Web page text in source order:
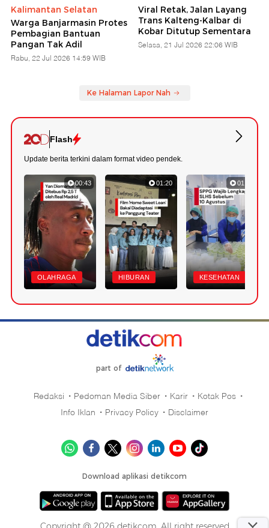
Kalimantan Selatan
Warga Banjarmasin Protes
Pembagian Bantuan
Pangan Tak Adil
Rabu, 22 Jul 2026 14:59 WIB
Viral Retak, Jalan Layang
Trans Kalteng-Kalbar di
Kobar Ditutup Sementara
Selasa, 21 Jul 2026 22:06 WIB
Ke Halaman Lapor Nah
Flash
Update berita terkini dalam format video pendek.
00:43
OLAHRAGA
01:20
HIBURAN
01:07
KESEHATAN
part of
Redaksi Pedoman Media Siber Karir
Kotak Pos
Info Iklan
Privacy Policy Disclaimer
Download aplikasi detikcom